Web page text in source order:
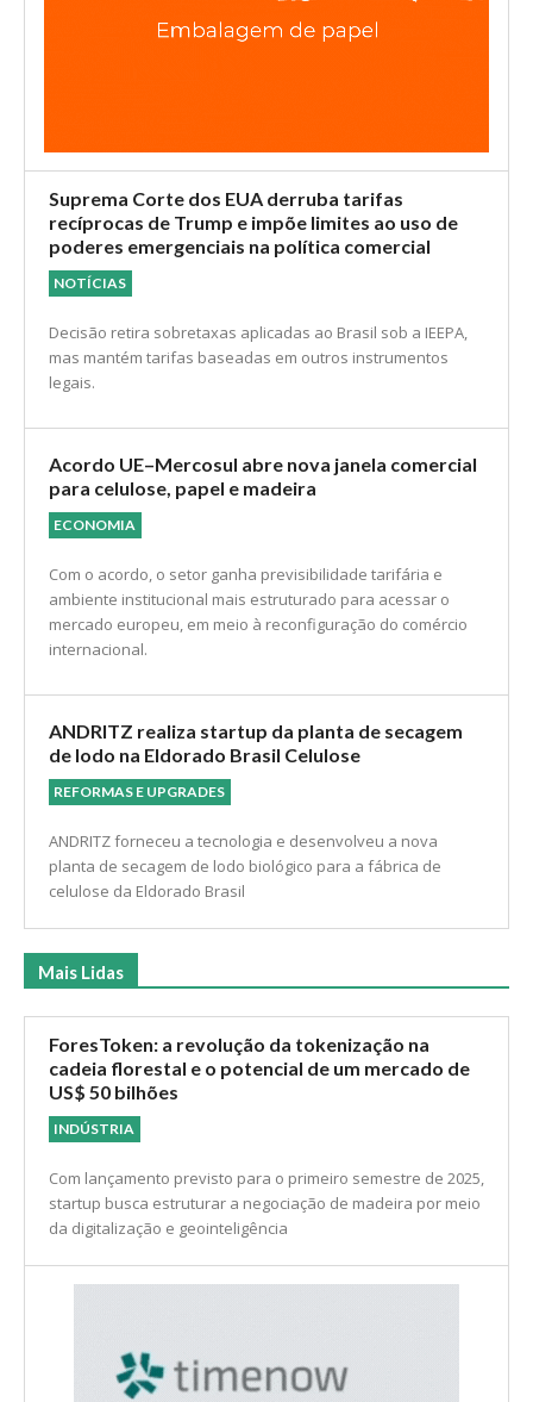
Suprema Corte dos EUA derruba tarifas
recíprocas de Trump e impõe limites ao uso de
poderes emergenciais na política comercial
NOTÍCIAS
Decisão retira sobretaxas aplicadas ao Brasil sob a IEEPA,
mas mantém tarifas baseadas em outros instrumentos
legais.
Acordo UE–Mercosul abre nova janela comercial
para celulose, papel e madeira
ECONOMIA
Com o acordo, o setor ganha previsibilidade tarifária e
ambiente institucional mais estruturado para acessar o
mercado europeu, em meio à reconfiguração do comércio
internacional.
ANDRITZ realiza startup da planta de secagem
de lodo na Eldorado Brasil Celulose
REFORMAS E UPGRADES
ANDRITZ forneceu a tecnologia e desenvolveu a nova
planta de secagem de lodo biológico para a fábrica de
celulose da Eldorado Brasil
Mais Lidas
ForesToken: a revolução da tokenização na
cadeia florestal e o potencial de um mercado de
US$ 50 bilhões
INDÚSTRIA
Com lançamento previsto para o primeiro semestre de 2025,
startup busca estruturar a negociação de madeira por meio
da digitalização e geointeligência